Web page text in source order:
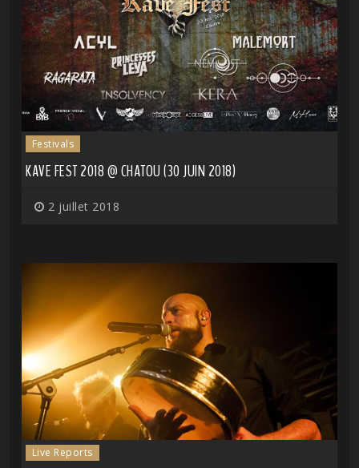
Festivals
KAVE FEST 2018 @ CHATOU (30 JUIN 2018)
2 juillet 2018
Live Reports